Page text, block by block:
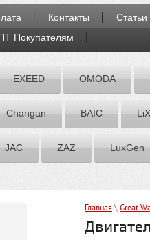
Контакты Статьи
Покупателям
EXEED OMODA
Chаngаn BAIC
JAC ZАZ LuxGen
Главная \ Great